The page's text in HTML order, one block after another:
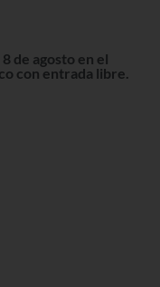
de agosto en el
con entrada libre.